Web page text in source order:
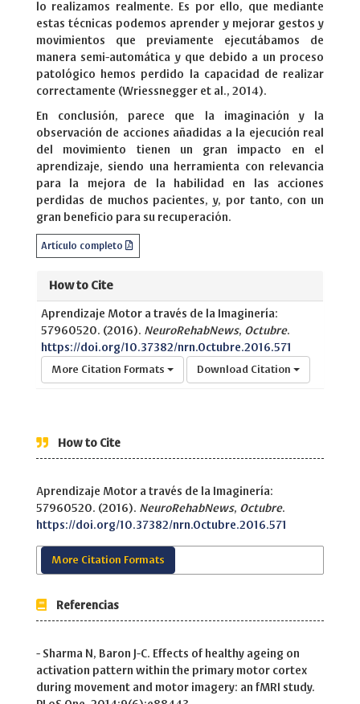
lo realizamos realmente. Es por ello, que mediante
estas técnicas podemos aprender y mejorar gestos y
movimientos que previamente ejecutábamos de
manera semi-automática y que debido a un proceso
patológico hemos perdido la capacidad de realizar
correctamente (Wriessnegger et al., 2014).
En conclusión, parece que la imaginación y la
observación de acciones añadidas a la ejecución real
del movimiento tienen un gran impacto en el
aprendizaje, siendo una herramienta con relevancia
para la mejora de la habilidad en las acciones
perdidas de muchos pacientes, y, por tanto, con un
gran beneficio para su recuperación.
Artículo completo
How to Cite
Aprendizaje Motor a través de la Imaginería:
57960520. (2016). NeuroRehabNews, Octubre.
https://doi.org/10.37382/nrn.Octubre.2016.571
More Citation Formats Download Citation
How to Cite
Aprendizaje Motor a través de la Imaginería:
57960520. (2016). NeuroRehabNews, Octubre.
https://doi.org/10.37382/nrn.Octubre.2016.571
More Citation Formats
Referencias
- Sharma N, Baron J-C. Effects of healthy ageing on
activation pattern within the primary motor cortex
during movement and motor imagery: an fMRI study.